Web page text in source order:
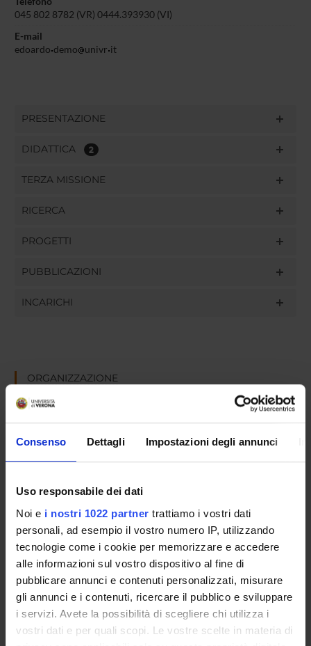
Consenso Dettagli Impostazioni degli annunci
Uso responsabile dei dati
Noi e i nostri 1022 partner trattiamo i vostri dati
personali, ad esempio il vostro numero IP, utilizzando
tecnologie come i cookie per memorizzare e accedere
alle informazioni sul vostro dispositivo al fine di
pubblicare annunci e contenuti personalizzati, misurare
gli annunci e i contenuti, ricercare il pubblico e sviluppare
i servizi. Avete la possibilità di scegliere chi utilizza i
vostri dati e per quali scopi. Le vostre scelte in materia di
045 802 8782 (VR) 0444.393930 (VI)
E-mail
edoardo demo univr it
PRESENTAZIONE
DIDATTICA 2
TERZA MISSIONE
RICERCA
PROGETTI
PUBBLICAZIONI
INCARICHI
ORGANIZZAZIONE
GOVERNANCE
COMMISSIONI
SERVIZI DI SEGRETERIA STUDENTI
STRUTTURE DEL DIPARTIMENTO
LABORATORI DI RICERCA
CENTRI DI RICERCA
BIBLIOTECHE